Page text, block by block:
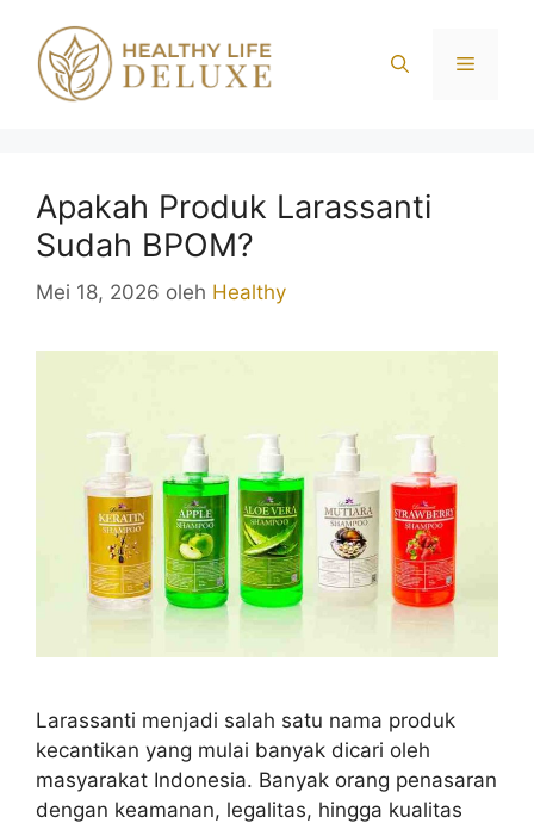
Menu
Apakah Produk Larassanti
Sudah BPOM?
Mei 18, 2026 oleh Healthy
Larassanti menjadi salah satu nama produk
kecantikan yang mulai banyak dicari oleh
masyarakat Indonesia. Banyak orang penasaran
dengan keamanan, legalitas, hingga kualitas